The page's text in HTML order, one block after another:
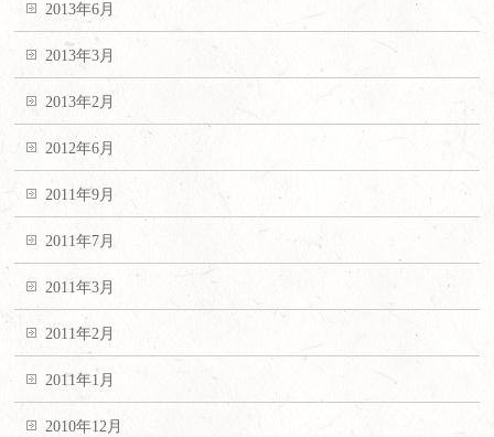
2013年6月
2013年3月
2013年2月
2012年6月
2011年9月
2011年7月
2011年3月
2011年2月
2011年1月
2010年12月